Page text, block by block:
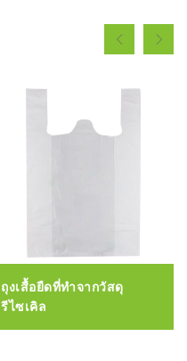
ถุงเสื้อยืดที่ทำจากวัสดุ
รีไซเคิล